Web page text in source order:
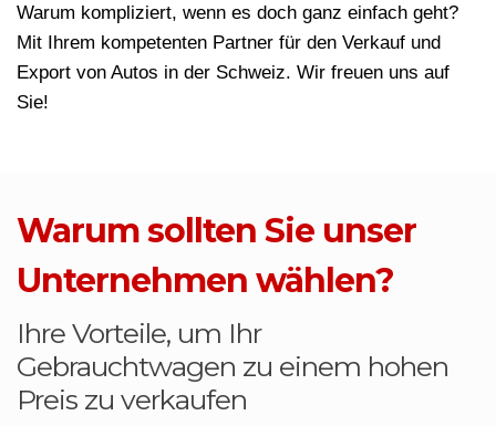
Warum kompliziert, wenn es doch ganz einfach geht?
Mit Ihrem kompetenten Partner für den Verkauf und
Export von Autos in der Schweiz. Wir freuen uns auf
Sie!
Warum sollten Sie unser
Unternehmen wählen?
Ihre Vorteile, um Ihr
Gebrauchtwagen zu einem hohen
Preis zu verkaufen